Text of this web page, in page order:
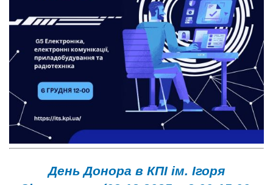
День Донора в КПІ ім. Ігоря